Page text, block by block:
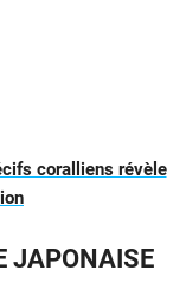
coralliens révèle
JAPONAISE